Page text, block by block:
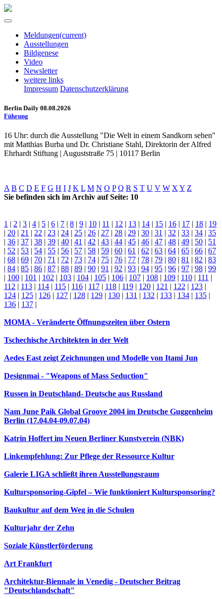
Meldungen(current)
Ausstellungen
Bildgenese
Video
Newsletter
weitere links
Impressum Datenschutzerklärung
Berlin Daily 08.08.2026
Führung
16 Uhr: durch die Ausstellung "Die Welt in einem Sandkorn sehen"
mit Matthias Burba und Dr. Christiane Stahl, Direktorin der Alfred
Ehrhardt Stiftung | Auguststraße 75 | 10117 Berlin
A B C D E F G H I J K L M N O P Q R S T U V W X Y Z
Sie befinden sich im Archiv auf Seite: 10
1 | 2 | 3 | 4 | 5 | 6 | 7 | 8 | 9 | 10 | 11 | 12 | 13 | 14 | 15 | 16 | 17 | 18 | 19
| 20 | 21 | 22 | 23 | 24 | 25 | 26 | 27 | 28 | 29 | 30 | 31 | 32 | 33 | 34 | 35
| 36 | 37 | 38 | 39 | 40 | 41 | 42 | 43 | 44 | 45 | 46 | 47 | 48 | 49 | 50 | 51
| 52 | 53 | 54 | 55 | 56 | 57 | 58 | 59 | 60 | 61 | 62 | 63 | 64 | 65 | 66 | 67
| 68 | 69 | 70 | 71 | 72 | 73 | 74 | 75 | 76 | 77 | 78 | 79 | 80 | 81 | 82 | 83
| 84 | 85 | 86 | 87 | 88 | 89 | 90 | 91 | 92 | 93 | 94 | 95 | 96 | 97 | 98 | 99
| 100 | 101 | 102 | 103 | 104 | 105 | 106 | 107 | 108 | 109 | 110 | 111 |
112 | 113 | 114 | 115 | 116 | 117 | 118 | 119 | 120 | 121 | 122 | 123 |
124 | 125 | 126 | 127 | 128 | 129 | 130 | 131 | 132 | 133 | 134 | 135 |
136 | 137 |
MOMA - Veränderte Öffnungszeiten über Ostern
Tschechische Architekten in der Welt
Aedes East zeigt Zeichnungen und Modelle von Itami Jun
Designmai - "Weapons of Mass Seduction"
Russen in Deutschland- Deutsche aus Russland
Nam June Paik Global Groove 2004 im Deutsche Guggenheim
Berlin (17.04.04-09.07.04)
Katrin Hoffert im Neuen Berliner Kunstverein (NBK)
Linkempfehlung: Zur Pflege der Ressource Kultur
Galerie LIGA schließt ihren Ausstellungsraum
Kultursponsoring-Gipfel – Wie funktioniert Kultursponsoring?
Baukultur auf dem Weg in die Schulen
Kulturjahr der Zehn
Soziale Künstlerförderung
Art Frankfurt
Architektur-Biennale in Venedig - Deutscher Beitrag
"Deutschlandschaft"